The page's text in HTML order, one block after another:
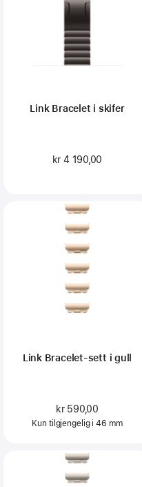
Link Bracelet i skifer
kr 4 190,00
Link Bracelet-sett i gull
kr 590,00
Kun tilgjengelig i 46 mm